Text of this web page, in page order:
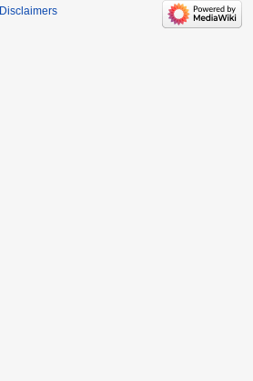
Disclaimers